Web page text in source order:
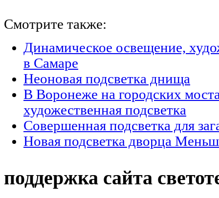
Смотрите также:
Динамическое освещение,
в Самаре
Неоновая подсветка днища
В Воронеже на городских
художественная подсветка
Совершенная подсветка для
Новая подсветка дворца
поддержка сайта